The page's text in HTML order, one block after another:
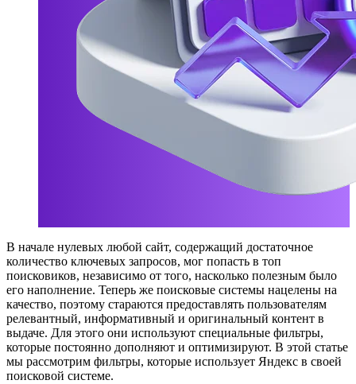
В начале нулевых любой сайт, содержащий достаточное
количество ключевых запросов, мог попасть в топ
поисковиков, независимо от того, насколько полезным было
его наполнение. Теперь же поисковые системы нацелены на
качество, поэтому стараются предоставлять пользователям
релевантный, информативный и оригинальный контент в
выдаче. Для этого они используют специальные фильтры,
которые постоянно дополняют и оптимизируют. В этой статье
мы рассмотрим фильтры, которые использует Яндекс в своей
поисковой системе.